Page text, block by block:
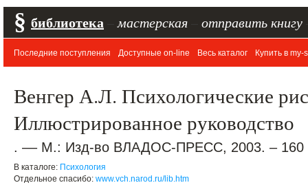
§ библиотека мастерская отправить книгу
Последние поступления Доступные on-line Весь каталог Купить в my-
Венгер А.Л. Психологические
Иллюстрированное руководство
. –– М.: Изд-во ВЛАДОС-ПРЕСС, 2003. – 160
В каталоге: Психология
Отдельное спасибо: www.vch.narod.ru/lib.htm